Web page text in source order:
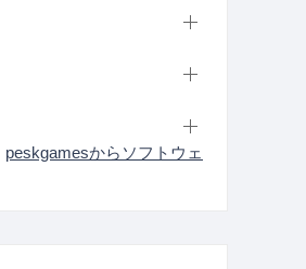
peskgamesからソフトウェ